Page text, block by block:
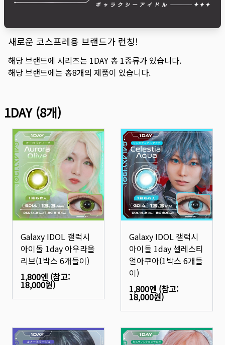
새로운 코스프레용 브랜드가 런칭!
해당 브랜드에 시리즈는 1DAY 총 1종류가 있습니다.
해당 브랜드에는 총8개의 제품이 있습니다.
1DAY(8개)
Galaxy IDOL 갤럭시
아이돌 1day 아우라올
리브(1박스 6개들이)
1,800엔 (참고:
18,000원)
Galaxy IDOL 갤럭시
아이돌 1day 셀레스티
얼아쿠아(1박스 6개들
이)
1,800엔 (참고:
18,000원)